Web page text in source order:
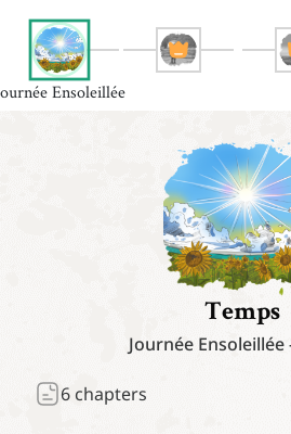
Ensoleillée
Temps
Journée Ensoleillée
6 chapters